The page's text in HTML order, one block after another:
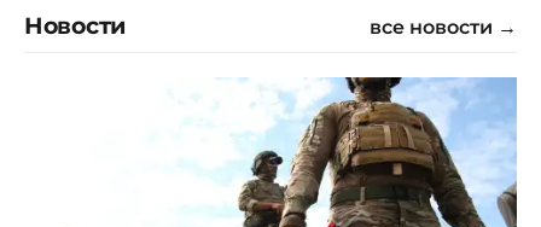
Новости все новости →